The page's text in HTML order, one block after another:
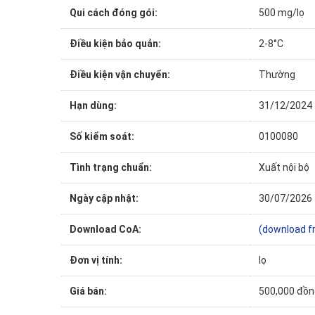
Qui cách đóng gói: 500 mg/lọ
Điều kiện bảo quản: 2-8°C
Điều kiện vận chuyển: Thường
Hạn dùng: 31/12/2024
Số kiểm soát: 0100080
Tình trạng chuẩn: Xuất nội bộ
Ngày cập nhật: 30/07/2026
Download CoA: (download
Đơn vị tính: lọ
Giá bán: 500,000